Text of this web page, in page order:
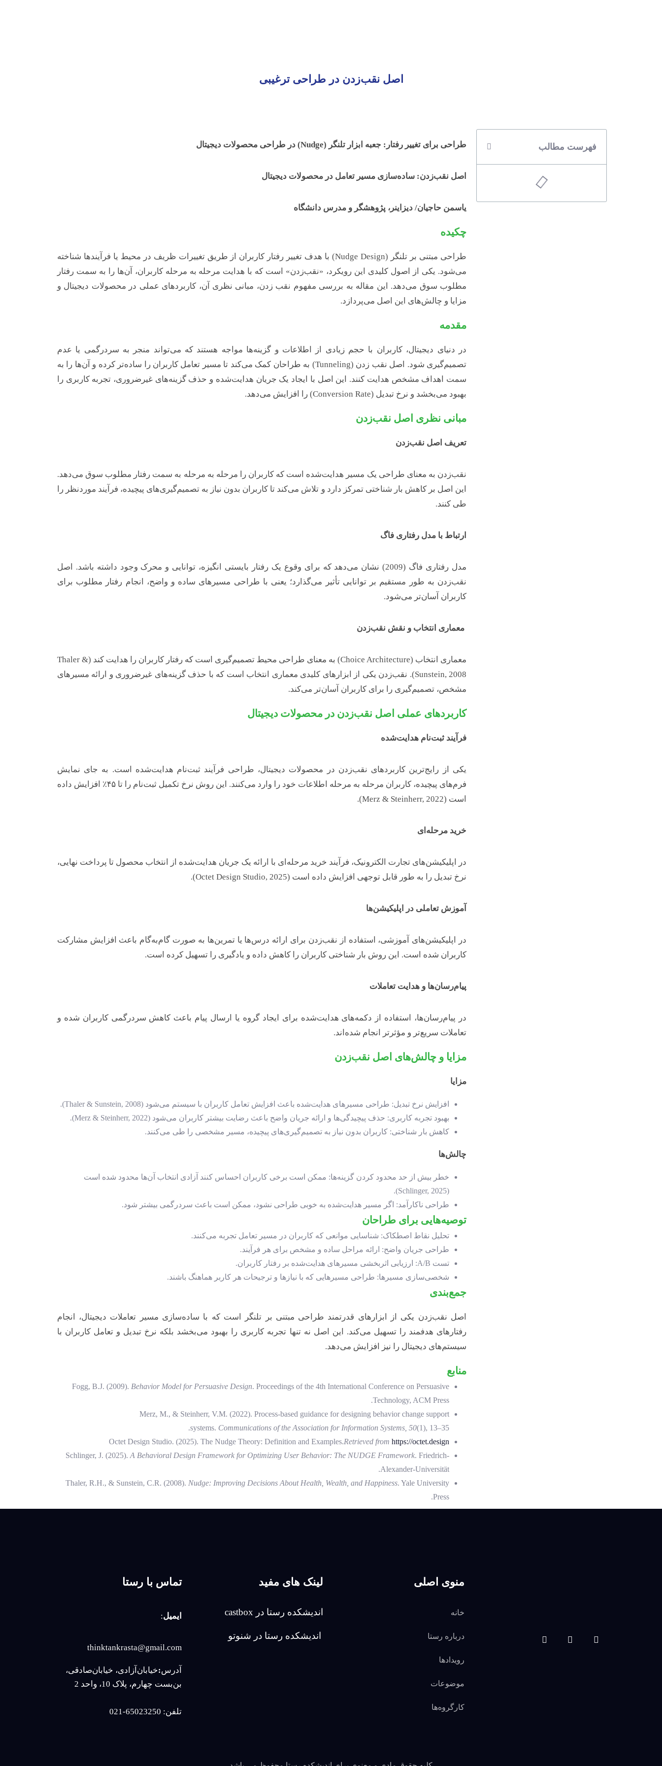
اصل نقب‌زدن در طراحی ترغیبی
فهرست مطالب طراحی برای تغییر رفتار: جعبه ابزار تلنگر (Nudge) در طراحی محصولات دیجیتال
اصل نقب‌زدن: ساده‌سازی مسیر تعامل در محصولات دیجیتال
یاسمن حاجیان/ دیزاینر، پژوهشگر و مدرس دانشگاه
چکیده
طراحی مبتنی بر تلنگر (Nudge Design) با هدف تغییر رفتار کاربران از طریق تغییرات ظریف در محیط یا فرآیندها شناخته
می‌شود. یکی از اصول کلیدی این رویکرد، «نقب‌زدن» است که با هدایت مرحله به مرحله کاربران، آن‌ها را به سمت رفتار
مطلوب سوق می‌دهد. این مقاله به بررسی مفهوم نقب زدن، مبانی نظری آن، کاربردهای عملی در محصولات دیجیتال و
مزایا و چالش‌های این اصل می‌پردازد.
مقدمه
در دنیای دیجیتال، کاربران با حجم زیادی از اطلاعات و گزینه‌ها مواجه هستند که می‌تواند منجر به سردرگمی یا عدم
تصمیم‌گیری شود. اصل نقب زدن (Tunneling) به طراحان کمک می‌کند تا مسیر تعامل کاربران را ساده‌تر کرده و آن‌ها را به
سمت اهداف مشخص هدایت کنند. این اصل با ایجاد یک جریان هدایت‌شده و حذف گزینه‌های غیرضروری، تجربه کاربری را
بهبود می‌بخشد و نرخ تبدیل (Conversion Rate) را افزایش می‌دهد.
مبانی نظری اصل نقب‌زدن
تعریف اصل نقب‌زدن
نقب‌زدن به معنای طراحی یک مسیر هدایت‌شده است که کاربران را مرحله به مرحله به سمت رفتار مطلوب سوق می‌دهد.
این اصل بر کاهش بار شناختی تمرکز دارد و تلاش می‌کند تا کاربران بدون نیاز به تصمیم‌گیری‌های پیچیده، فرآیند موردنظر را
طی کنند.
ارتباط با مدل رفتاری فاگ
مدل رفتاری فاگ (2009) نشان می‌دهد که برای وقوع یک رفتار بایستی انگیزه، توانایی و محرک وجود داشته باشد. اصل
نقب‌زدن به طور مستقیم بر توانایی تأثیر می‌گذارد؛ یعنی با طراحی مسیرهای ساده و واضح، انجام رفتار مطلوب برای
کاربران آسان‌تر می‌شود.
معماری انتخاب و نقش نقب‌زدن
معماری انتخاب (Choice Architecture) به معنای طراحی محیط تصمیم‌گیری است که رفتار کاربران را هدایت کند (Thaler &
Sunstein, 2008). نقب‌زدن یکی از ابزارهای کلیدی معماری انتخاب است که با حذف گزینه‌های غیرضروری و ارائه مسیرهای
مشخص، تصمیم‌گیری را برای کاربران آسان‌تر می‌کند.
کاربردهای عملی اصل نقب‌زدن در محصولات دیجیتال
فرآیند ثبت‌نام هدایت‌شده
یکی از رایج‌ترین کاربردهای نقب‌زدن در محصولات دیجیتال، طراحی فرآیند ثبت‌نام هدایت‌شده است. به جای نمایش
فرم‌های پیچیده، کاربران مرحله به مرحله اطلاعات خود را وارد می‌کنند. این روش نرخ تکمیل ثبت‌نام را تا ۴۵٪ افزایش داده
است (Merz & Steinherr, 2022).
خرید مرحله‌ای
در اپلیکیشن‌های تجارت الکترونیک، فرآیند خرید مرحله‌ای با ارائه یک جریان هدایت‌شده از انتخاب محصول تا پرداخت نهایی،
نرخ تبدیل را به طور قابل توجهی افزایش داده است (Octet Design Studio, 2025).
آموزش تعاملی در اپلیکیشن‌ها
در اپلیکیشن‌های آموزشی، استفاده از نقب‌زدن برای ارائه درس‌ها یا تمرین‌ها به صورت گام‌به‌گام باعث افزایش مشارکت
کاربران شده است. این روش بار شناختی کاربران را کاهش داده و یادگیری را تسهیل کرده است.
پیام‌رسان‌ها و هدایت تعاملات
در پیام‌رسان‌ها، استفاده از دکمه‌های هدایت‌شده برای ایجاد گروه یا ارسال پیام باعث کاهش سردرگمی کاربران شده و
تعاملات سریع‌تر و مؤثرتر انجام شده‌اند.
مزایا و چالش‌های اصل نقب‌زدن
مزایا
افزایش نرخ تبدیل: طراحی مسیرهای هدایت‌شده باعث افزایش تعامل کاربران با سیستم می‌شود (Thaler & Sunstein, 2008).
بهبود تجربه کاربری: حذف پیچیدگی‌ها و ارائه جریان واضح باعث رضایت بیشتر کاربران می‌شود (Merz & Steinherr, 2022).
کاهش بار شناختی: کاربران بدون نیاز به تصمیم‌گیری‌های پیچیده، مسیر مشخصی را طی می‌کنند.
چالش‌ها
خطر بیش از حد محدود کردن گزینه‌ها: ممکن است برخی کاربران احساس کنند آزادی انتخاب آن‌ها محدود شده است
(Schlinger, 2025).
طراحی ناکارآمد: اگر مسیر هدایت‌شده به خوبی طراحی نشود، ممکن است باعث سردرگمی بیشتر شود.
توصیه‌هایی برای طراحان
تحلیل نقاط اصطکاک: شناسایی موانعی که کاربران در مسیر تعامل تجربه می‌کنند.
طراحی جریان واضح: ارائه مراحل ساده و مشخص برای هر فرآیند.
تست A/B: ارزیابی اثربخشی مسیرهای هدایت‌شده بر رفتار کاربران.
شخصی‌سازی مسیرها: طراحی مسیرهایی که با نیازها و ترجیحات هر کاربر هماهنگ باشند.
جمع‌بندی
اصل نقب‌زدن یکی از ابزارهای قدرتمند طراحی مبتنی بر تلنگر است که با ساده‌سازی مسیر تعاملات دیجیتال، انجام
رفتارهای هدفمند را تسهیل می‌کند. این اصل نه تنها تجربه کاربری را بهبود می‌بخشد بلکه نرخ تبدیل و تعامل کاربران با
سیستم‌های دیجیتال را نیز افزایش می‌دهد.
منابع
Fogg, B.J. (2009). Behavior Model for Persuasive Design. Proceedings of the 4th International Conference on Persuasive
Technology, ACM Press.
Merz, M., & Steinherr, V.M. (2022). Process-based guidance for designing behavior change support
systems. Communications of the Association for Information Systems, 50(1), 13–35.
Octet Design Studio. (2025). The Nudge Theory: Definition and Examples.Retrieved from https://octet.design
Schlinger, J. (2025). A Behavioral Design Framework for Optimizing User Behavior: The NUDGE Framework. Friedrich-
Alexander-Universität.
Thaler, R.H., & Sunstein, C.R. (2008). Nudge: Improving Decisions About Health, Wealth, and Happiness. Yale University
Press.
منوی اصلی
خانه
درباره رستا
رویدادها
موضوعات
کارگروه‌ها
لینک های مفید
اندیشکده رستا در castbox
اندیشکده رستا در شنوتو
تماس با رستا
ایمیل:
thinktankrasta@gmail.com
آدرس:خیابان‌آزادی، خیابان‌صادقی،
بن‌بست چهارم، پلاک 10، واحد 2
تلفن: 65023250-021